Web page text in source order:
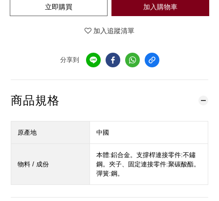
加入購物車
立即購買
加入追蹤清單
分享到
商品規格
原產地 中國
物料 / 成份
本體:鋁合金。支撐桿連接零件:不鏽
鋼。夾子、固定連接零件:聚碳酸酯。
彈簧:鋼。